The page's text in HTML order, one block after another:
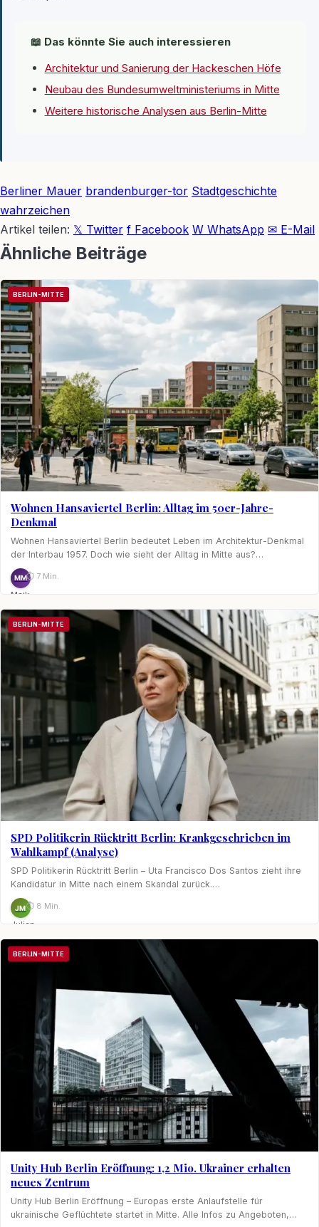
📖 Das könnte Sie auch interessieren
Architektur und Sanierung der Hackeschen Höfe
Neubau des Bundesumweltministeriums in Mitte
Weitere historische Analysen aus Berlin-Mitte
Berliner Mauer brandenburger-tor Stadtgeschichte
wahrzeichen
Artikel teilen: 𝕏 Twitter f Facebook W WhatsApp ✉ E-Mail
Ähnliche Beiträge
BERLIN-MITTE
Wohnen Hansaviertel Berlin: Alltag im 50er-Jahre-
Denkmal
Wohnen Hansaviertel Berlin bedeutet Leben im Architektur-Denkmal
der Interbau 1957. Doch wie sieht der Alltag in Mitte aus?…
MM
Maik
Möhring
⏱ 7 Min.
BERLIN-MITTE
SPD Politikerin Rücktritt Berlin: Krankgeschrieben im
Wahlkampf (Analyse)
SPD Politikerin Rücktritt Berlin – Uta Francisco Dos Santos zieht ihre
Kandidatur in Mitte nach einem Skandal zurück.…
JM
Julian
Möhring
⏱ 8 Min.
BERLIN-MITTE
Unity Hub Berlin Eröffnung: 1,2 Mio. Ukrainer erhalten
neues Zentrum
Unity Hub Berlin Eröffnung – Europas erste Anlaufstelle für
ukrainische Geflüchtete startet in Mitte. Alle Infos zu Angeboten,…